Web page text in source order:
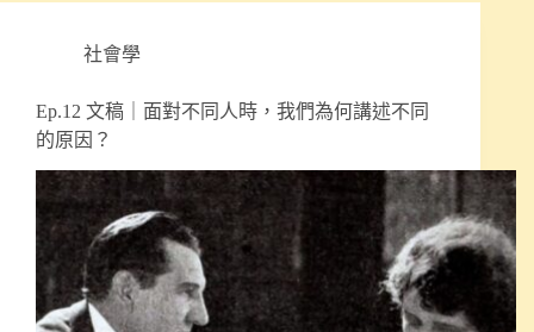
社會學
Ep.12 文稿｜面對不同人時，我們為何講述不同
的原因？